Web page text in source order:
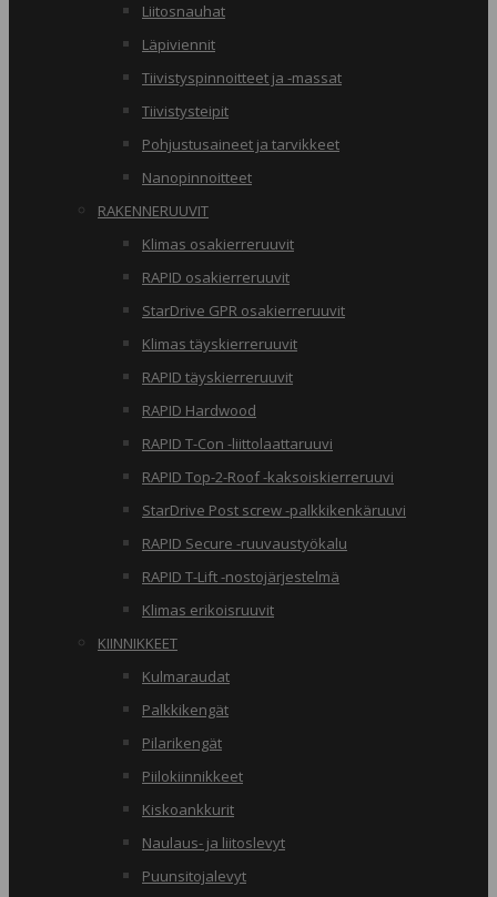
Liitosnauhat
Läpiviennit
Tiivistyspinnoitteet ja -massat
Tiivistysteipit
Pohjustusaineet ja tarvikkeet
Nanopinnoitteet
RAKENNERUUVIT
Klimas osakierreruuvit
RAPID osakierreruuvit
StarDrive GPR osakierreruuvit
Klimas täyskierreruuvit
RAPID täyskierreruuvit
RAPID Hardwood
RAPID T-Con -liittolaattaruuvi
RAPID Top-2-Roof -kaksoiskierreruuvi
StarDrive Post screw -palkkikenkäruuvi
RAPID Secure -ruuvaustyökalu
RAPID T-Lift -nostojärjestelmä
Klimas erikoisruuvit
KIINNIKKEET
Kulmaraudat
Palkkikengät
Pilarikengät
Piilokiinnikkeet
Kiskoankkurit
Naulaus- ja liitoslevyt
Puunsitojalevyt